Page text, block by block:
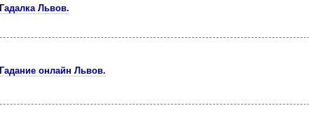
Гадалка Львов.
Гадание онлайн Львов.